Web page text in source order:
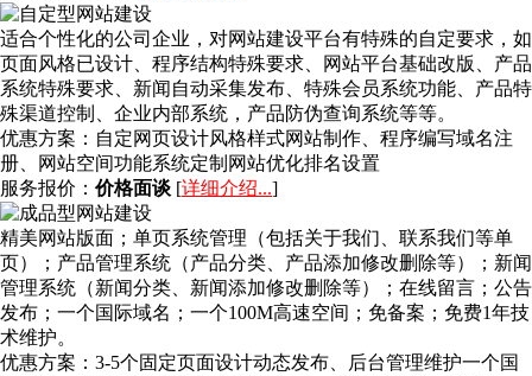
适合个性化的公司企业，对网站建设平台有特殊的自定要求，如
页面风格已设计、程序结构特殊要求、网站平台基础改版、产品
系统特殊要求、新闻自动采集发布、特殊会员系统功能、产品特
殊渠道控制、企业内部系统，产品防伪查询系统等等。
优惠方案： 自定网页设计风格样式网站制作、程序编写域名注
册、网站空间功能系统定制网站优化排名设置
服务报价： 价格面谈 [详细介绍...]
精美网站版面；单页系统管理（包括关于我们、联系我们等单
页）；产品管理系统（产品分类、产品添加修改删除等）；新闻
管理系统（新闻分类、新闻添加修改删除等）；在线留言；公告
发布；一个国际域名；一个100M高速空间；免备案；免费1年技
术维护。
优惠方案： 3-5个固定页面设计动态发布、后台管理维护一个国